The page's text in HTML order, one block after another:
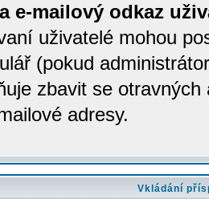
e-mailový odkaz
uživatelé mohou
(pokud
zbavit se
adresy.
Vkládání